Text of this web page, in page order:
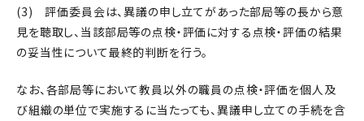
(3) 評価委員会は、異議の申し立てがあった部局等の長から意
見を聴取し、当該部局等の点検・評価に対する点検・評価の結果
の妥当性について最終的判断を行う。
なお、各部局等において教員以外の職員の点検・評価を個人及
び組織の単位で実施するに当たっても、異議申し立ての手続を含